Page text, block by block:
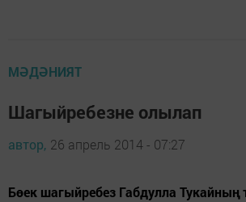
МӘДӘНИЯТ
Шагыйребезне олылап
автор, 26 апрель 2014 - 07:27
Бөек шагыйребез Габдулла Тукайның